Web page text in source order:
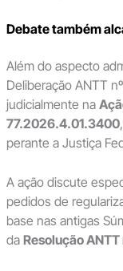
Debate também
Além do aspecto
Deliberação ANTT
judicialmente na
77.2026.4.01.3400
perante a Justiça
A ação discute
pedidos de
base nas antigas
da Resolução